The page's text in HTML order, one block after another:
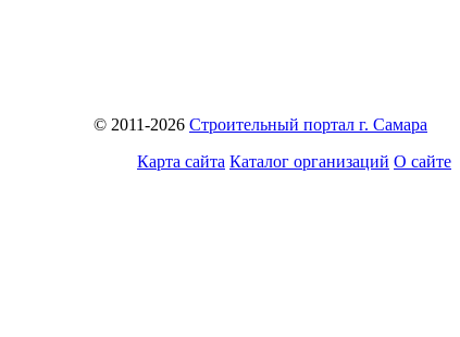
© 2011-2026 Строительный портал г. Самара
Карта сайта Каталог организаций О сайте